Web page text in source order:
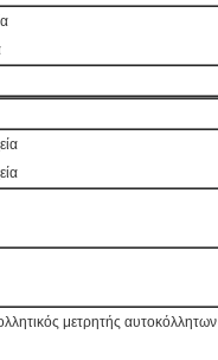
μετρητής αυτοκόλλητων